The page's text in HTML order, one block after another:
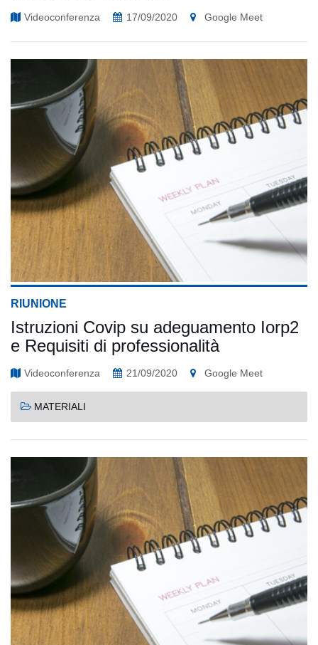
Videoconferenza 17/09/2020 Google Meet
RIUNIONE
Istruzioni Covip su adeguamento Iorp2
e Requisiti di professionalità
Videoconferenza 21/09/2020 Google Meet
MATERIALI